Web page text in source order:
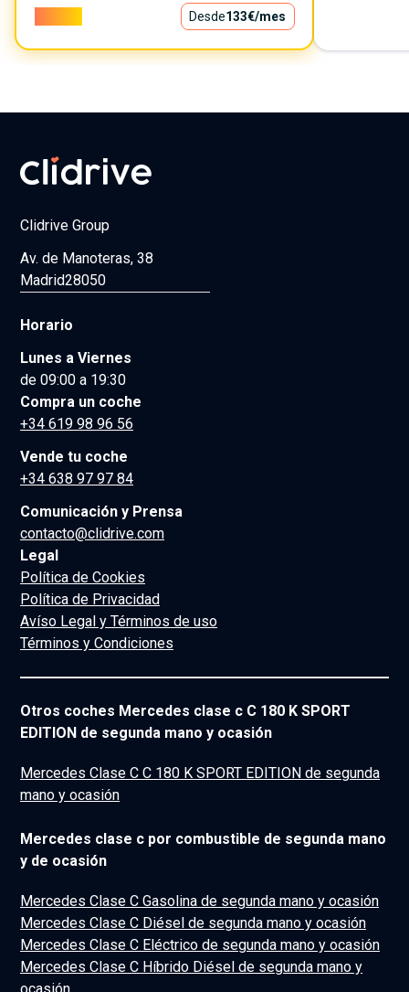
Desde133€/mes
Clidrive Group
Av. de Manoteras, 38
Madrid28050
Horario
Lunes a Viernes
de 09:00 a 19:30
Compra un coche
+34 619 98 96 56
Vende tu coche
+34 638 97 97 84
Comunicación y Prensa
contacto@clidrive.com
Legal
Política de Cookies
Política de Privacidad
Avíso Legal y Términos de uso
Términos y Condiciones
Otros coches Mercedes clase c C 180 K SPORT
EDITION de segunda mano y ocasión
Mercedes Clase C C 180 K SPORT EDITION de segunda
mano y ocasión
Mercedes clase c por combustible de segunda mano
y de ocasión
Mercedes Clase C Gasolina de segunda mano y ocasión
Mercedes Clase C Diésel de segunda mano y ocasión
Mercedes Clase C Eléctrico de segunda mano y ocasión
Mercedes Clase C Híbrido Diésel de segunda mano y